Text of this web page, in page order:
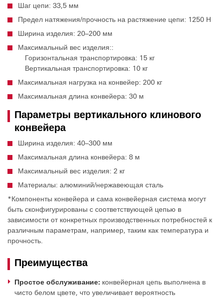
Шаг цепи: 33,5 мм
Предел натяжения/прочность на растяжение цепи: 1250 Н
Ширина изделия: 20–200 мм
Максимальный вес изделия::
Горизонтальная транспортировка: 15 кг
Вертикальная транспортировка: 10 кг
Максимальная нагрузка на конвейер: 200 кг
Максимальная длина конвейера: 30 м
Параметры вертикального клинового
конвейера
Ширина изделия: 40–300 мм
Максимальная длина конвейера: 8 м
Максимальный вес изделия: 2 кг
Материалы: алюминий/нержавеющая сталь
*Компоненты конвейера и сама конвейерная система могут
быть сконфигурированы с соответствующей цепью в
зависимости от конкретных производственных потребностей к
различным параметрам, например, таким как температура и
прочность.
Преимущества
Простое обслуживание: конвейерная цепь выполнена в
чисто белом цвете, что увеличивает вероятность